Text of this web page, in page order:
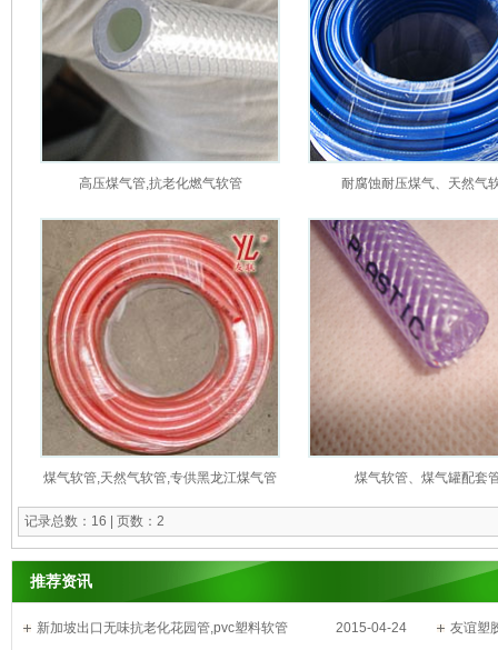
高压煤气管,抗老化燃气软管 耐腐蚀耐压煤气、天然气
煤气软管,天然气软管,专供黑龙江煤气管 煤气软管、煤气罐配套
记录总数：16 | 页数：2
推荐资讯
2015-04-24
新加坡出口无味抗老化花园管,pvc塑料软管
友谊塑